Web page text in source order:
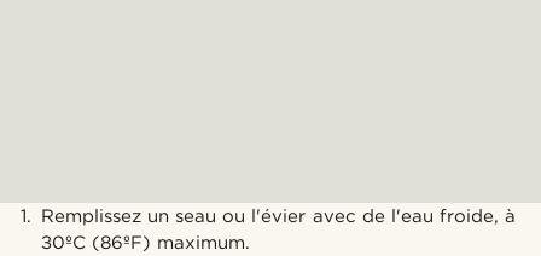
Remplissez un seau ou l'évier avec de l'eau froide, à
30ºC (86ºF) maximum.